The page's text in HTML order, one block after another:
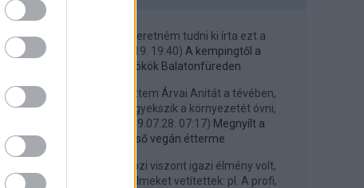
Szeretném tudni ki írta ezt a
2021.01.19. 19:40) A kempingtől a
Helkáig: ügynökök Balatonfüreden
IsisOsiris:
Most néztem Árvai Anitát a tévében,
aki elmondta, hogy igyekszik a környezetét óvni,
2019.07.28. 07:17) Megnyílt a
Balaton első vegán étterme
...a kertmozi viszont igazi élmény volt,
mert premier előtti filmeket vetítettek: pl. A profi,